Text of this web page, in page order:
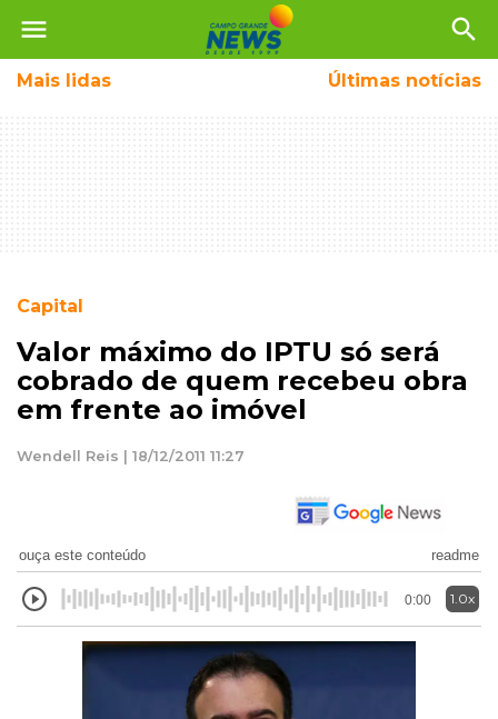
menu search
Mais lidas Últimas notícias
Capital
Valor máximo do IPTU só será
cobrado de quem recebeu obra
em frente ao imóvel
Wendell Reis | 18/12/2011 11:27
ouça este conteúdo readme
0:00 1.0x